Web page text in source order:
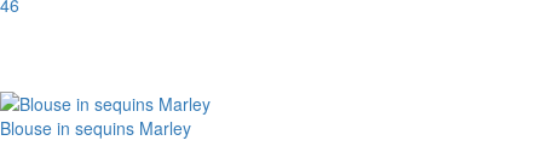
Blouse in sequins Marley